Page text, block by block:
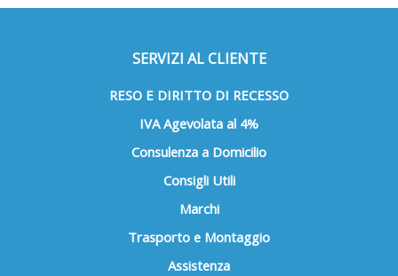
SERVIZI AL CLIENTE
RESO E DIRITTO DI RECESSO
IVA Agevolata al 4%
Consulenza a Domicilio
Consigli Utili
Marchi
Trasporto e Montaggio
Assistenza